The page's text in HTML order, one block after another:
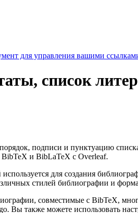
для управления вашими
список
подписи и пунктуацию
BibTeX и BibLaTeX с Overleaf.
для создания
стилей библиографии и
совместимые с BibTeX,
Вы также можете использовать